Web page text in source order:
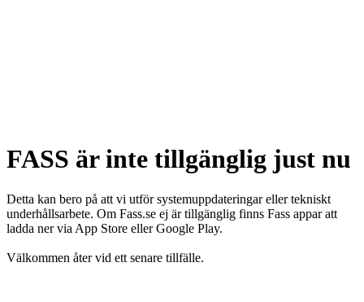
FASS är inte tillgänglig just nu
Detta kan bero på att vi utför systemuppdateringar eller tekniskt
underhållsarbete. Om Fass.se ej är tillgänglig finns Fass appar att
ladda ner via App Store eller Google Play.
Välkommen åter vid ett senare tillfälle.